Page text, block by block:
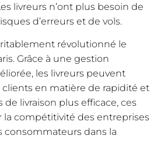
livreurs n’ont plus besoin de
d’erreurs et de vols.
révolutionné le
Grâce à une gestion
les livreurs peuvent
en matière de rapidité et
livraison plus efficace, ces
compétitivité des entreprises
consommateurs dans la